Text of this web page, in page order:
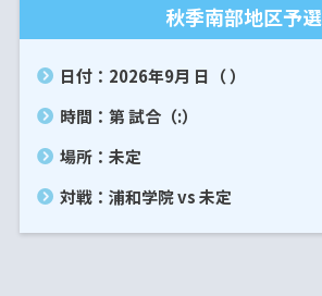
秋季南部地区予選
日付：2026年9月 日（ ）
時間：第 試合（:）
場所：未定
対戦：浦和学院 vs 未定